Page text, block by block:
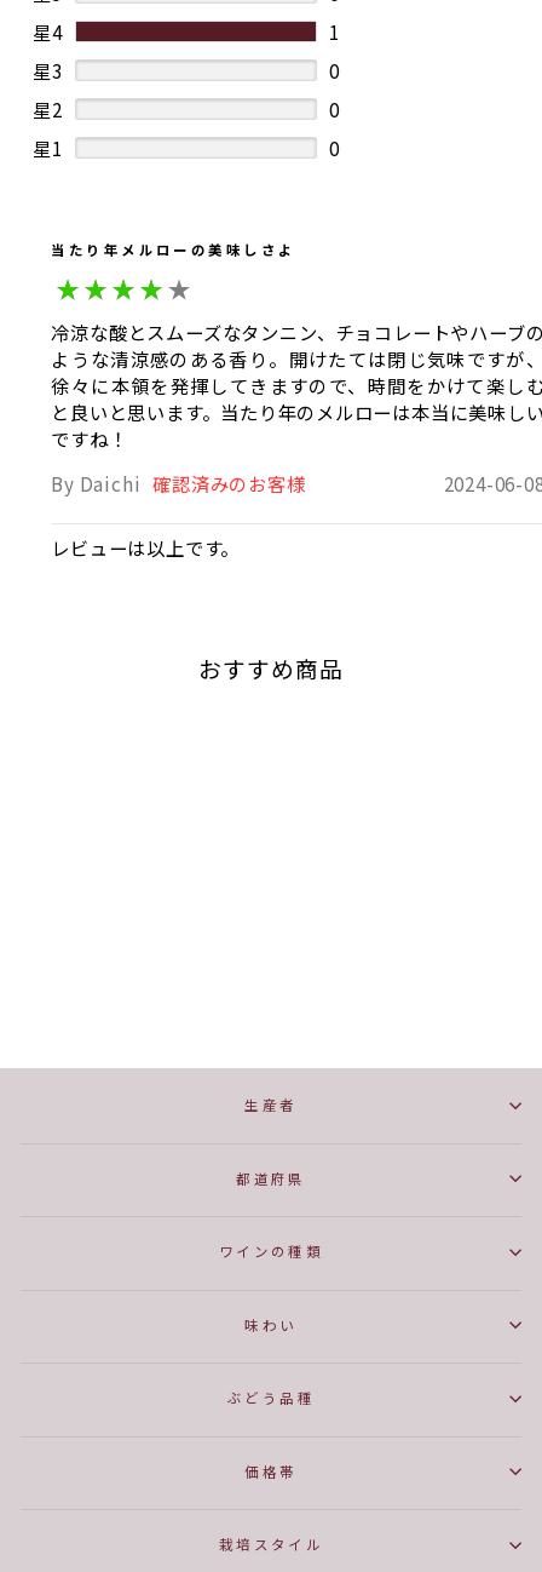
嬉しい限りです。
それではよろしくお願いいたします。
ART PAYSAN WINERY 2024-04-16 00:14:00
星4
1
星3
0
星2
0
星1
0
当たり年メルローの美味しさよ
冷涼な酸とスムーズなタンニン、チョコレートやハーブ
ような清涼感のある香り。開けたては閉じ気味ですが
徐々に本領を発揮してきますので、時間をかけて楽し
と良いと思います。当たり年のメルローは本当に美味し
ですね！
By Daichi 確認済みのお客様 2024-06-
レビューは以上です。
おすすめ商品
生産者
都道府県
ワインの種類
味わい
ぶどう品種
価格帯
栽培スタイル